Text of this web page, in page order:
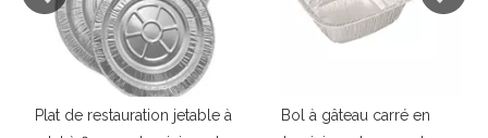
Plat de restauration jetable à
Bol à gâteau carré en